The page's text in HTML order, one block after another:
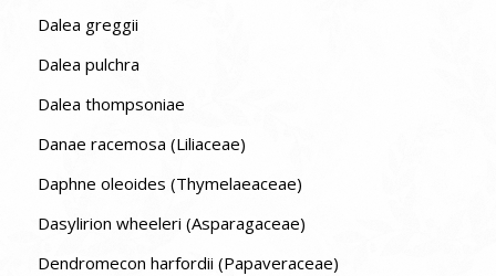
Dalea greggii
Dalea pulchra
Dalea thompsoniae
Danae racemosa (Liliaceae)
Daphne oleoides (Thymelaeaceae)
Dasylirion wheeleri (Asparagaceae)
Dendromecon harfordii (Papaveraceae)